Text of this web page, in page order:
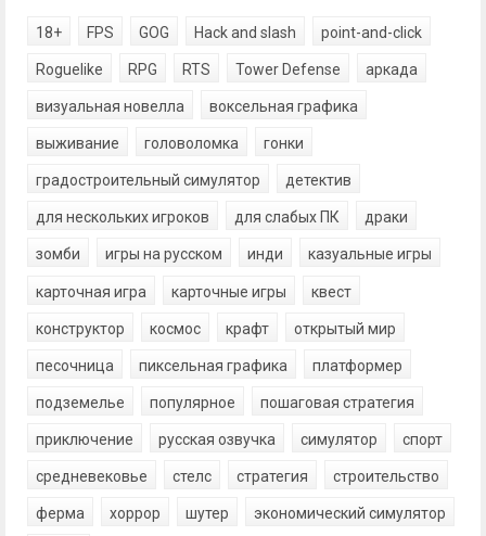
18+ FPS GOG Hack and slash point-and-click
Roguelike RPG RTS Tower Defense аркада
визуальная новелла воксельная графика
выживание головоломка гонки
градостроительный симулятор детектив
для нескольких игроков для слабых ПК драки
зомби игры на русском инди казуальные игры
карточная игра карточные игры квест
конструктор космос крафт открытый мир
песочница пиксельная графика платформер
подземелье популярное пошаговая стратегия
приключение русская озвучка симулятор спорт
средневековье стелс стратегия строительство
ферма хоррор шутер экономический симулятор